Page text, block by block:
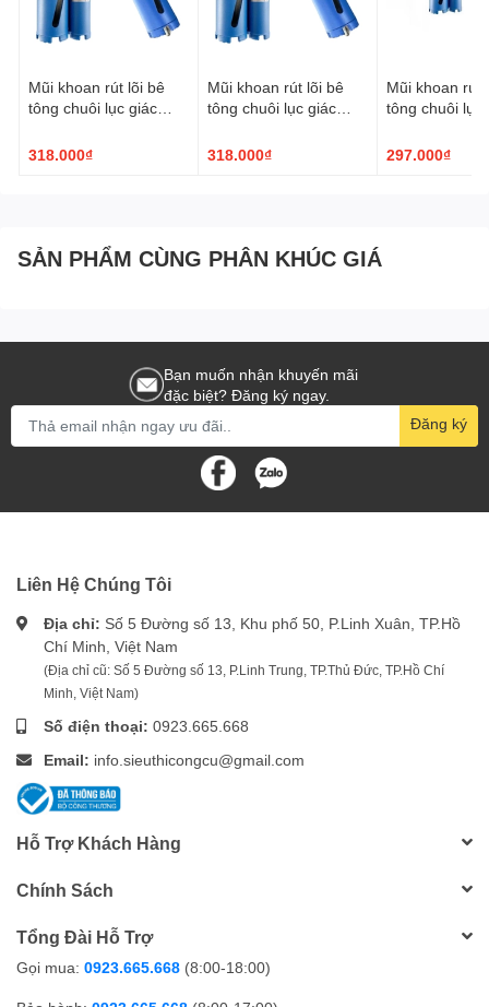
Mũi khoan rút lõi bê
tông chuôi lục giác
318.000₫
Mũi khoan rút lõi bê
tông chuôi lục giác
318.000₫
Mũi khoan rút
tông chuôi lục
297.000₫
SẢN PHẨM CÙNG PHÂN KHÚC GIÁ
Bạn muốn nhận khuyến mãi
đặc biệt? Đăng ký ngay.
Đăng ký
Liên Hệ Chúng Tôi
Địa chỉ: Số 5 Đường số 13, Khu phố 50, P.Linh Xuân, TP.Hồ
Chí Minh, Việt Nam
(Địa chỉ cũ: Số 5 Đường số 13, P.Linh Trung, TP.Thủ Đức, TP.Hồ Chí
Minh, Việt Nam)
Số điện thoại: 0923.665.668
Email: info.sieuthicongcu@gmail.com
Hỗ Trợ Khách Hàng
Chính Sách
Tổng Đài Hỗ Trợ
Gọi mua: 0923.665.668 (8:00-18:00)